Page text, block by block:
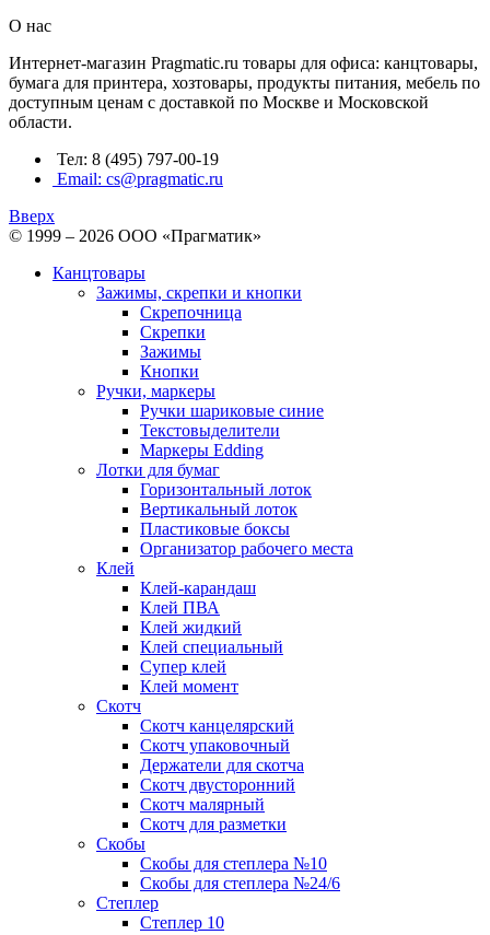
О нас
Интернет-магазин Pragmatic.ru товары для офиса: канцтовары,
бумага для принтера, хозтовары, продукты питания, мебель по
доступным ценам с доставкой по Москве и Московской
области.
Тел: 8 (495) 797-00-19
Email: cs@pragmatic.ru
Вверх
© 1999 – 2026 ООО «Прагматик»
Канцтовары
Зажимы, скрепки и кнопки
Скрепочница
Скрепки
Зажимы
Кнопки
Ручки, маркеры
Ручки шариковые синие
Текстовыделители
Маркеры Edding
Лотки для бумаг
Горизонтальный лоток
Вертикальный лоток
Пластиковые боксы
Организатор рабочего места
Клей
Клей-карандаш
Клей ПВА
Клей жидкий
Клей специальный
Супер клей
Клей момент
Скотч
Скотч канцелярский
Скотч упаковочный
Держатели для скотча
Скотч двусторонний
Скотч малярный
Скотч для разметки
Скобы
Скобы для степлера №10
Скобы для степлера №24/6
Степлер
Степлер 10